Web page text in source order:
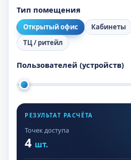
Тип помещения
Открытый офис Кабинеты
ТЦ / ритейл
Пользователей (устройств)
РЕЗУЛЬТАТ РАСЧЁТА
Точек доступа
4 шт.